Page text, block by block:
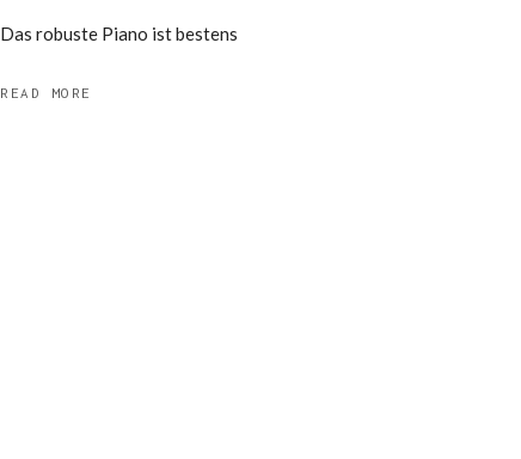
Das robuste Piano ist bestens
READ MORE